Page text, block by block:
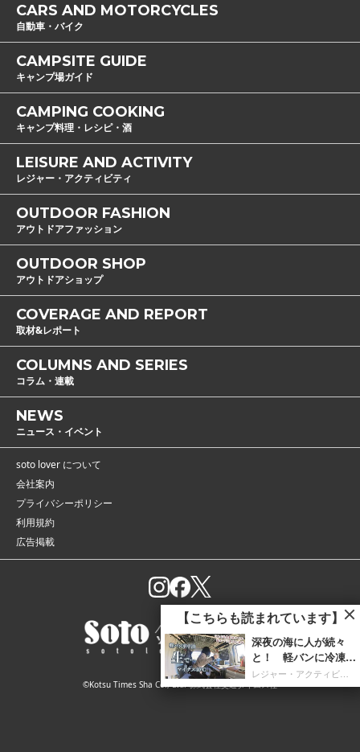
【こちらも読まれています】
深夜の海に人が続々
と！ 軽バンに冷凍庫
を携え「朝4時までホ
タルイカ掬い」の奮闘
CARS AND MOTORCYCLES
自動車・バイク
CAMPSITE GUIDE
キャンプ場ガイド
CAMPING COOKING
キャンプ料理・レシピ・酒
LEISURE AND ACTIVITY
レジャー・アクティビティ
OUTDOOR FASHION
アウトドアファッション
OUTDOOR SHOP
アウトドアショップ
COVERAGE AND REPORT
取材&レポート
COLUMNS AND SERIES
コラム・連載
NEWS
ニュース・イベント
soto lover について
会社案内
プライバシーポリシー
利用規約
広告掲載
©Kotsu Times Sha Co., Ltd. 株式会社交通タイムス社